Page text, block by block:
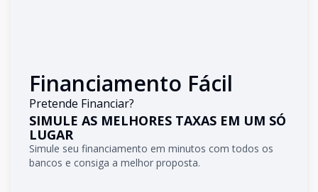
Financiamento Fácil
Pretende Financiar?
SIMULE AS MELHORES TAXAS EM UM SÓ
LUGAR
Simule seu financiamento em minutos com todos os
bancos e consiga a melhor proposta.